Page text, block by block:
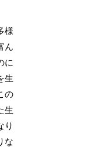
様
ん
に
生
の
生
り
な